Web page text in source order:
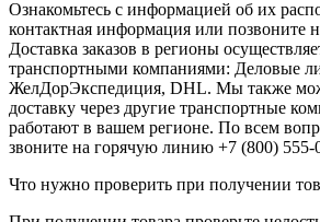
Ознакомьтесь с информацией об их
контактная информация или позвоните
Доставка заказов в регионы
транспортными компаниями: Деловые
ЖелДорЭкспедиция, DHL. Мы также
доставку через другие транспортные
работают в вашем регионе. По всем
звоните на горячую линию +7 (800) 555-
Что нужно проверить при получении